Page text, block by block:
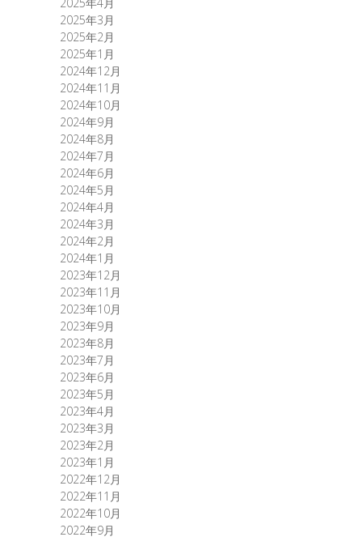
2025年3月
2025年2月
2025年1月
2024年12月
2024年11月
2024年10月
2024年9月
2024年8月
2024年7月
2024年6月
2024年5月
2024年4月
2024年3月
2024年2月
2024年1月
2023年12月
2023年11月
2023年10月
2023年9月
2023年8月
2023年7月
2023年6月
2023年5月
2023年4月
2023年3月
2023年2月
2023年1月
2022年12月
2022年11月
2022年10月
2022年9月